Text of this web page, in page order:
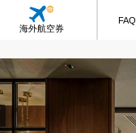
海外航空券
FAQ